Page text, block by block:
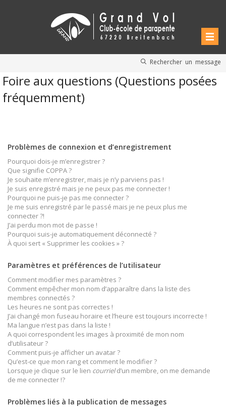
Rechercher un message
Foire aux questions (Questions posées
fréquemment)
Problèmes de connexion et d’enregistrement
Pourquoi dois-je m’enregistrer ?
Que signifie COPPA ?
Je souhaite m’enregistrer, mais je n’y parviens pas !
Je suis enregistré mais je ne peux pas me connecter !
Pourquoi ne puis-je pas me connecter ?
Je me suis enregistré par le passé mais je ne peux plus me
connecter ?!
J’ai perdu mon mot de passe !
Pourquoi suis-je automatiquement déconnecté ?
À quoi sert « Supprimer les cookies » ?
Paramètres et préférences de l’utilisateur
Comment modifier mes paramètres ?
Comment empêcher mon nom d’apparaître dans la liste des
membres connectés ?
Les heures ne sont pas correctes !
J’ai changé mon fuseau horaire et l’heure est toujours incorrecte !
Ma langue n’est pas dans la liste !
A quoi correspondent les images à proximité de mon nom
d’utilisateur ?
Comment puis-je afficher un avatar ?
Qu’est-ce que mon rang et comment le modifier ?
Lorsque je clique sur le lien courrield’un membre, on me demande
de me connecter !?
Problèmes liés à la publication de messages